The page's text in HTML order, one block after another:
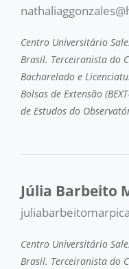
Centro Universitário
Brasil. Terceiranista do
Bacharelado e
Bolsas de Extensão
de Estudos do
Júlia Barbeito
Centro Universitário
Brasil. Terceiranista do